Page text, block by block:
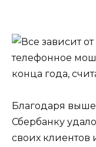
Благодаря
Сбербанку
своих клиентов